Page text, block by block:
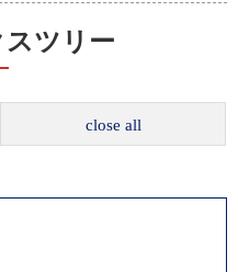
ツリー
close all